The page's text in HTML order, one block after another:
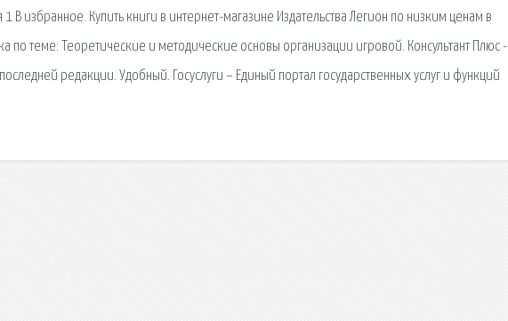
В избранное. Купить книги в интернет-магазине Издательства Легион по низким ценам в
по теме: Теоретические и методические основы организации игровой. Консультант Плюс -
редакции. Удобный. Госуслуги – Единый портал государственных услуг и функций